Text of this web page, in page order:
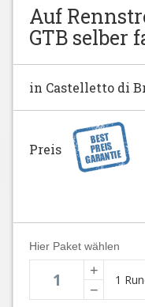
Auf
GTB selber
in Castelletto di
Preis
Hier Paket wählen
+
−